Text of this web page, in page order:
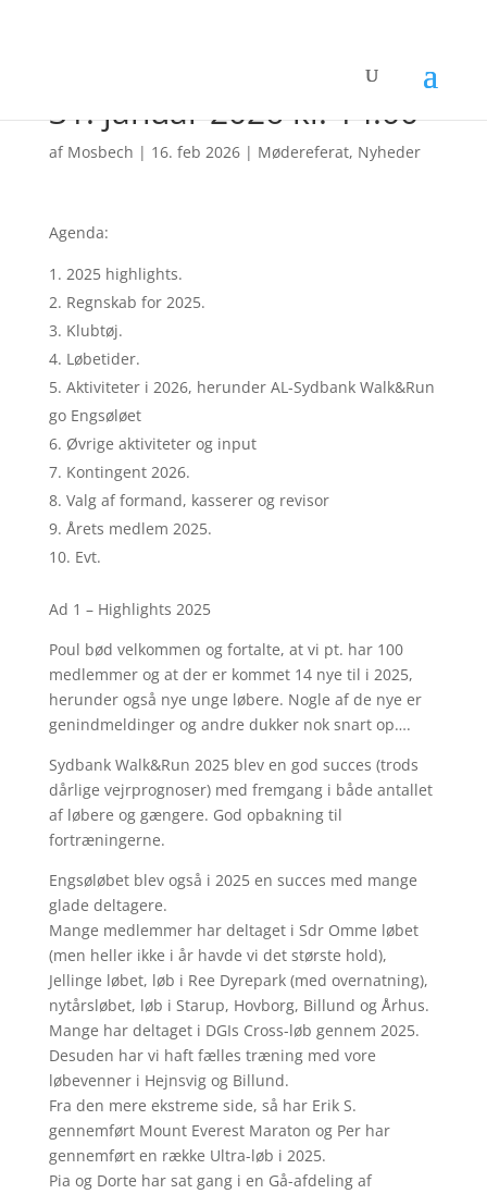
Referat Årsmøde 2026 –
31. januar 2026 kl. 14:00
af Mosbech | 16. feb 2026| Mødereferat, Nyheder
Agenda:
2025 highlights.
Regnskab for 2025.
Klubtøj.
Løbetider.
Aktiviteter i 2026, herunder AL-Sydbank Walk&Run
go Engsøløet
Øvrige aktiviteter og input
Kontingent 2026.
Valg af formand, kasserer og revisor
Årets medlem 2025.
Evt.
Ad 1 – Highlights 2025
Poul bød velkommen og fortalte, at vi pt. har 100
medlemmer og at der er kommet 14 nye til i 2025,
herunder også nye unge løbere. Nogle af de nye er
genindmeldinger og andre dukker nok snart op….
Sydbank Walk&Run 2025 blev en god succes (trods
dårlige vejrprognoser) med fremgang i både antallet
af løbere og gængere. God opbakning til
fortræningerne.
Engsøløbet blev også i 2025 en succes med mange
glade deltagere.
Mange medlemmer har deltaget i Sdr Omme løbet
(men heller ikke i år havde vi det største hold),
Jellinge løbet, løb i Ree Dyrepark (med overnatning),
nytårsløbet, løb i Starup, Hovborg, Billund og Århus.
Mange har deltaget i DGIs Cross-løb gennem 2025.
Desuden har vi haft fælles træning med vore
løbevenner i Hejnsvig og Billund.
Fra den mere ekstreme side, så har Erik S.
gennemført Mount Everest Maraton og Per har
gennemført en række Ultra-løb i 2025.
Pia og Dorte har sat gang i en Gå-afdeling af